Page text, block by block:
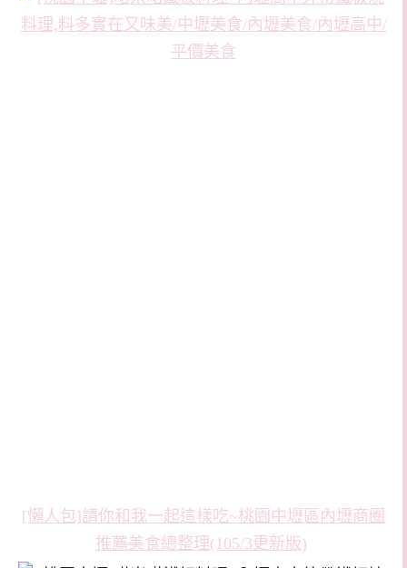
[懶人包]請你和我一起這樣吃~桃園中壢區內壢商圈
推薦美食總整理(105/3更新版)